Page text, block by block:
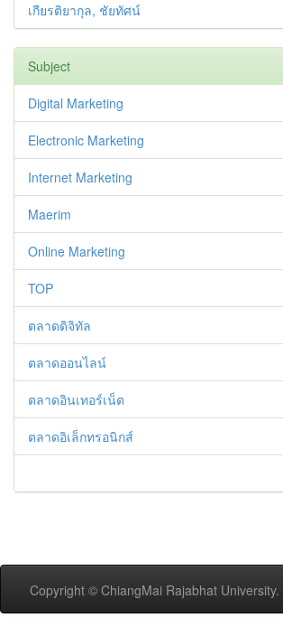
เกียรติยากุล, ชัยทัศน์
Subject
Digital Marketing
Electronic Marketing
Internet Marketing
Maerim
Online Marketing
TOP
ตลาดดิจิทัล
ตลาดออนไลน์
ตลาดอินเทอร์เน็ต
ตลาดอิเล็กทรอนิกส์
Copyright © ChiangMai Rajabhat